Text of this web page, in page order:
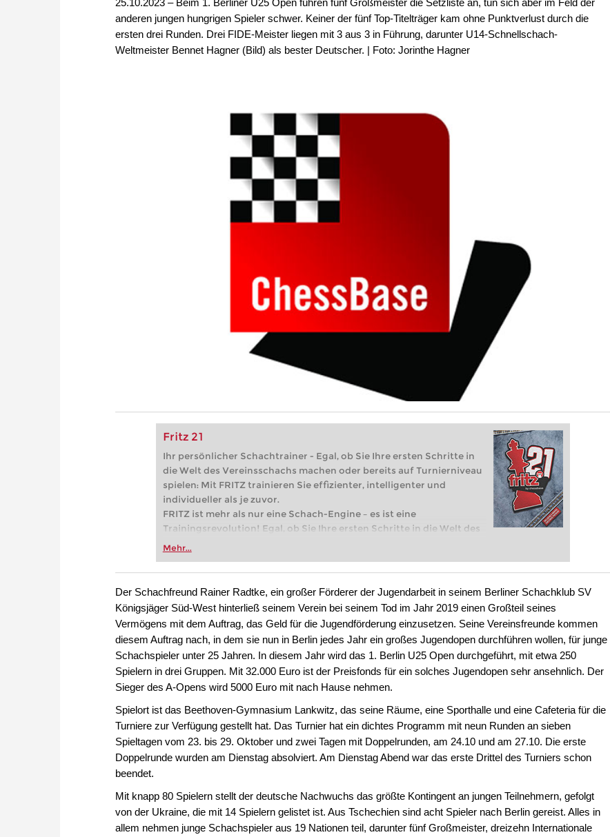
anderen jungen hungrigen Spieler schwer. Keiner der fünf Top-Titelträger kam ohne Punktverlust durch die
ersten drei Runden. Drei FIDE-Meister liegen mit 3 aus 3 in Führung, darunter U14-Schnellschach-
Weltmeister Bennet Hagner (Bild) als bester Deutscher. | Foto: Jorinthe Hagner
Fritz 21
Ihr persönlicher Schachtrainer - Egal, ob Sie Ihre ersten Schritte in
die Welt des Vereinsschachs machen oder bereits auf Turnierniveau
spielen: Mit FRITZ trainieren Sie effizienter, intelligenter und
individueller als je zuvor.
FRITZ ist mehr als nur eine Schach-Engine – es ist eine
Trainingsrevolution! Egal, ob Sie Ihre ersten Schritte in die Welt des
Vereinsschachs machen oder bereits auf Turnierniveau spielen: Mit
zuvor.
Mehr...
Der Schachfreund Rainer Radtke, ein großer Förderer der Jugendarbeit in seinem Berliner Schachklub SV
Königsjäger Süd-West hinterließ seinem Verein bei seinem Tod im Jahr 2019 einen Großteil seines
Vermögens mit dem Auftrag, das Geld für die Jugendförderung einzusetzen. Seine Vereinsfreunde kommen
diesem Auftrag nach, in dem sie nun in Berlin jedes Jahr ein großes Jugendopen durchführen wollen, für junge
Schachspieler unter 25 Jahren. In diesem Jahr wird das 1. Berlin U25 Open durchgeführt, mit etwa 250
Spielern in drei Gruppen. Mit 32.000 Euro ist der Preisfonds für ein solches Jugendopen sehr ansehnlich. Der
Sieger des A-Opens wird 5000 Euro mit nach Hause nehmen.
Spielort ist das Beethoven-Gymnasium Lankwitz, das seine Räume, eine Sporthalle und eine Cafeteria für die
Turniere zur Verfügung gestellt hat. Das Turnier hat ein dichtes Programm mit neun Runden an sieben
Spieltagen vom 23. bis 29. Oktober und zwei Tagen mit Doppelrunden, am 24.10 und am 27.10. Die erste
Doppelrunde wurden am Dienstag absolviert. Am Dienstag Abend war das erste Drittel des Turniers schon
beendet.
Mit knapp 80 Spielern stellt der deutsche Nachwuchs das größte Kontingent an jungen Teilnehmern, gefolgt
von der Ukraine, die mit 14 Spielern gelistet ist. Aus Tschechien sind acht Spieler nach Berlin gereist. Alles in
allem nehmen junge Schachspieler aus 19 Nationen teil, darunter fünf Großmeister, dreizehn Internationale